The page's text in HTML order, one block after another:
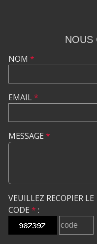
NOUS
NOM *
EMAIL*
MESSAGE *
VEUILLEZ RECOPIER LE
CODE * :